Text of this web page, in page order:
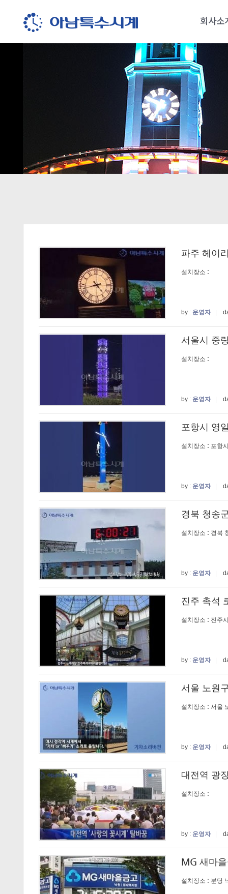
회사소
오시는
파주 헤이
설치장소 :
by : 운영자
서울시 중
설치장소 :
by : 운영자
포항시 영
설치장소 : 포항
by : 운영자
경북 청송
설치장소 : 경북
by : 운영자
진주 촉석
설치장소 : 진주
by : 운영자
서울 노원
설치장소 : 서울
by : 운영자
대전역 광
설치장소 :
by : 운영자
MG 새마
설치장소 : 분당